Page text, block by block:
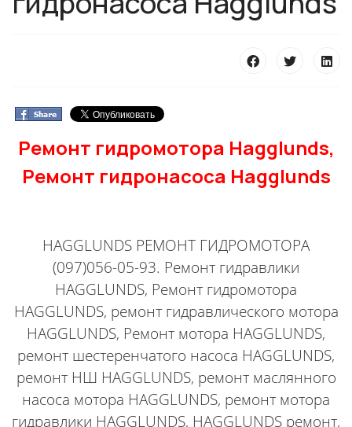
Ремонт гидромотора Hagglunds,
Ремонт гидронасоса Hagglunds
HAGGLUNDS РЕМОНТ ГИДРОМОТОРА
(097)056-05-93. Ремонт гидравлики
HAGGLUNDS, Ремонт гидромотора
HAGGLUNDS, ремонт гидравлического мотора
HAGGLUNDS, Ремонт мотора HAGGLUNDS,
ремонт шестеренчатого насоса HAGGLUNDS,
ремонт НШ HAGGLUNDS, ремонт маслянного
насоса мотора HAGGLUNDS, ремонт мотора
гидравлики HAGGLUNDS, HAGGLUNDS ремонт,